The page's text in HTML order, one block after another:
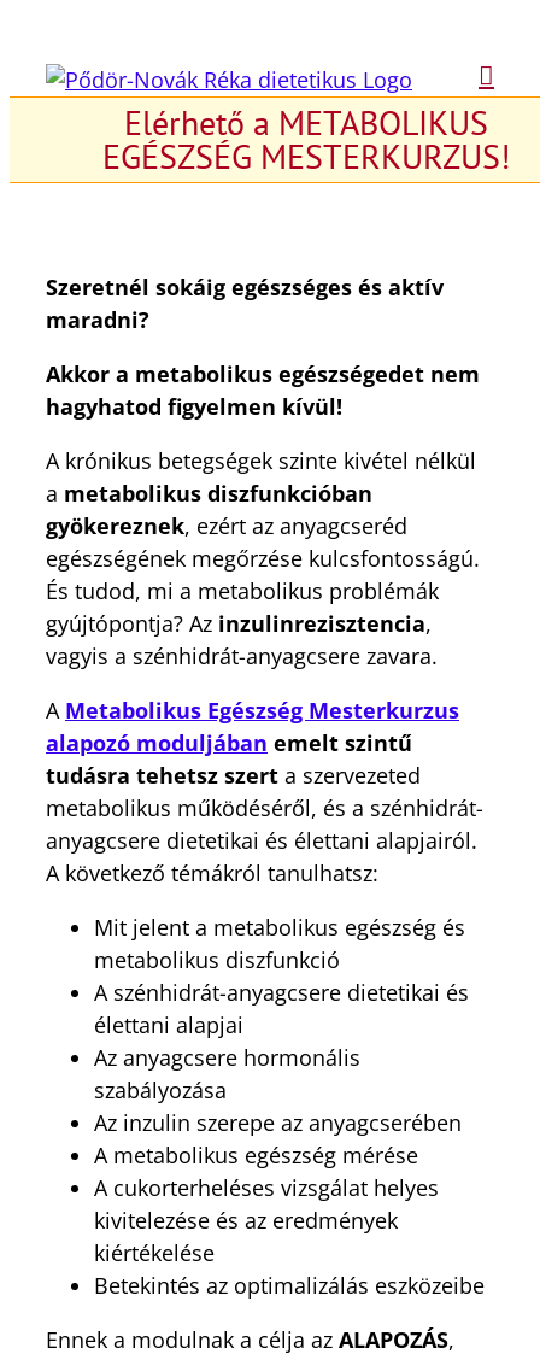
Elérhető a METABOLIKUS
EGÉSZSÉG MESTERKURZUS!
Szeretnél sokáig egészséges és aktív
maradni?
Akkor a metabolikus egészségedet nem
hagyhatod figyelmen kívül!
A krónikus betegségek szinte kivétel nélkül
a metabolikus diszfunkcióban
gyökereznek, ezért az anyagcseréd
egészségének megőrzése kulcsfontosságú.
És tudod, mi a metabolikus problémák
gyújtópontja? Az inzulinrezisztencia,
vagyis a szénhidrát-anyagcsere zavara.
A Metabolikus Egészség Mesterkurzus
alapozó moduljában emelt szintű
tudásra tehetsz szert a szervezeted
metabolikus működéséről, és a szénhidrát-
anyagcsere dietetikai és élettani alapjairól.
A következő témákról tanulhatsz:
Mit jelent a metabolikus egészség és
metabolikus diszfunkció
A szénhidrát-anyagcsere dietetikai és
élettani alapjai
Az anyagcsere hormonális
szabályozása
Az inzulin szerepe az anyagcserében
A metabolikus egészség mérése
A cukorterheléses vizsgálat helyes
kivitelezése és az eredmények
kiértékelése
Betekintés az optimalizálás eszközeibe
Ennek a modulnak a célja az ALAPOZÁS,